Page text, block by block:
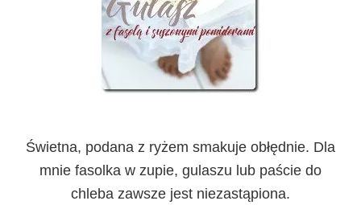
Świetna, podana z ryżem smakuje obłędnie. Dla
mnie fasolka w zupie, gulaszu lub paście do
chleba zawsze jest niezastąpiona.